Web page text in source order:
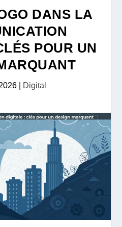
DANS LA
POUR UN
Digital